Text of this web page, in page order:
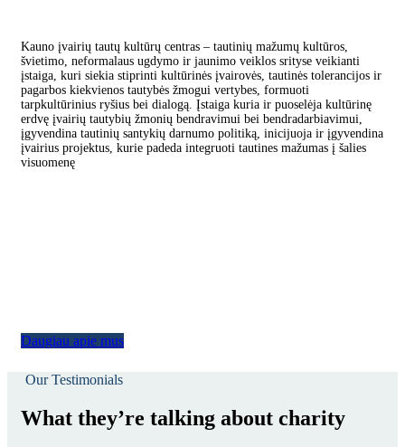
Kauno įvairių tautų kultūrų centras – tautinių mažumų kultūros,
švietimo, neformalaus ugdymo ir jaunimo veiklos srityse veikianti
įstaiga, kuri siekia stiprinti kultūrinės įvairovės, tautinės tolerancijos ir
pagarbos kiekvienos tautybės žmogui vertybes, formuoti
tarpkultūrinius ryšius bei dialogą. Įstaiga kuria ir puoselėja kultūrinę
erdvę įvairių tautybių žmonių bendravimui bei bendradarbiavimui,
įgyvendina tautinių santykių darnumo politiką, inicijuoja ir įgyvendina
įvairius projektus, kurie padeda integruoti tautines mažumas į šalies
visuomenę
Daugiau apie mus
Our Testimonials
What they’re talking about charity